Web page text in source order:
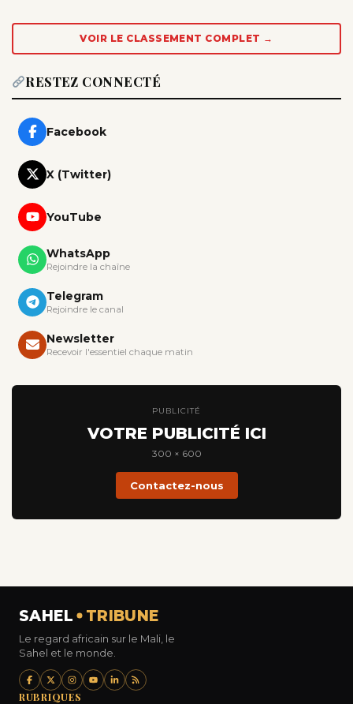
VOIR LE CLASSEMENT COMPLET →
RESTEZ CONNECTÉ
Facebook
X (Twitter)
YouTube
WhatsApp
Rejoindre la chaîne
Telegram
Rejoindre le canal
Newsletter
Recevoir l'essentiel chaque matin
PUBLICITÉ
VOTRE PUBLICITÉ ICI
300 × 600
Contactez-nous
SAHEL TRIBUNE
Le regard africain sur le Mali, le
Sahel et le monde.
RUBRIQUES